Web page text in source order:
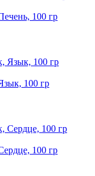
100 гр
100 гр
100 гр